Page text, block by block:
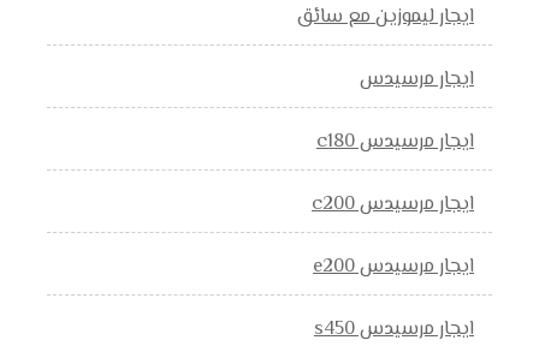
ايجار ليموزين مع سائق
ايجار مرسيدس
ايجار مرسيدس c180
ايجار مرسيدس c200
ايجار مرسيدس e200
ايجار مرسيدس s450